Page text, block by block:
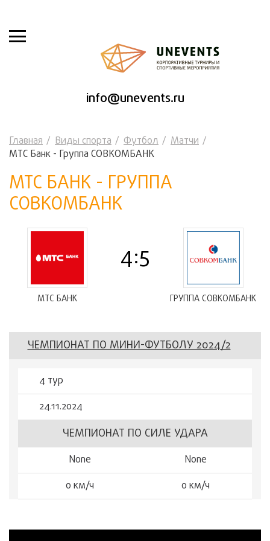
info@unevents.ru
Главная Виды спорта Футбол
Матчи
МТС Банк - Группа СОВКОМБАНК
МТС БАНК - ГРУППА
СОВКОМБАНК
МТС БАНК
4:5
ГРУППА СОВКОМБАНК
ЧЕМПИОНАТ ПО МИНИ-ФУТБОЛУ 2024/2
4 тур
24.11.2024
ЧЕМПИОНАТ ПО СИЛЕ УДАРА
None
None
0 км/ч
0 км/ч